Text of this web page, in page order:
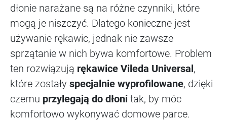
dłonie narażane są na różne czynniki, które
mogą je niszczyć. Dlatego konieczne jest
używanie rękawic, jednak nie zawsze
sprzątanie w nich bywa komfortowe. Problem
ten rozwiązują rękawice Vileda Universal,
które zostały specjalnie wyprofilowane, dzięki
czemu przylegają do dłoni tak, by móc
komfortowo wykonywać domowe parce.